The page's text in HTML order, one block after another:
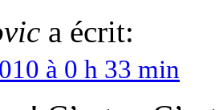
a écrit:
à 0 h 33 min